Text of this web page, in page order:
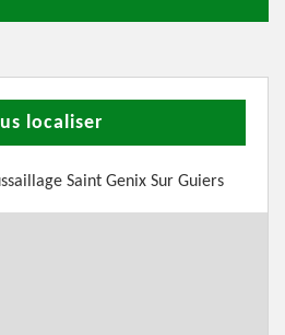
localiser
Saint Genix Sur Guiers